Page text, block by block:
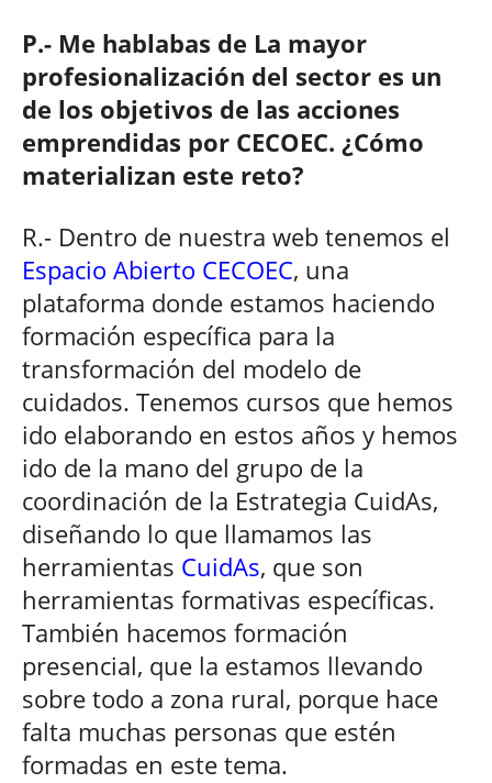
P.- Me hablabas de La mayor
profesionalización del sector es un
de los objetivos de las acciones
emprendidas por CECOEC. ¿Cómo
materializan este reto?
R.- Dentro de nuestra web tenemos el
Espacio Abierto CECOEC, una
plataforma donde estamos haciendo
formación específica para la
transformación del modelo de
cuidados. Tenemos cursos que hemos
ido elaborando en estos años y hemos
ido de la mano del grupo de la
coordinación de la Estrategia CuidAs,
diseñando lo que llamamos las
herramientas CuidAs, que son
herramientas formativas específicas.
También hacemos formación
presencial, que la estamos llevando
sobre todo a zona rural, porque hace
falta muchas personas que estén
formadas en este tema.